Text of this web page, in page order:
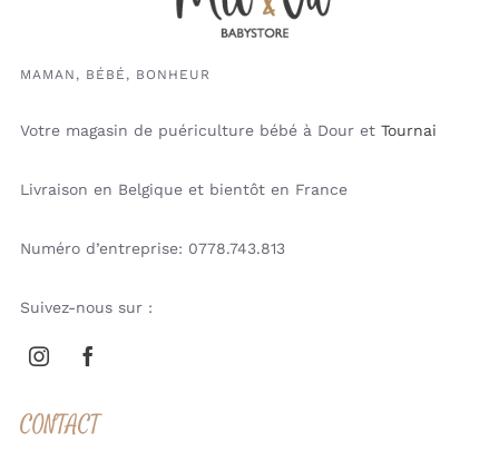
MAMAN, BÉBÉ, BONHEUR
Votre magasin de puériculture bébé à Dour et Tournai
Livraison en Belgique et bientôt en France
Numéro d’entreprise: 0778.743.813
Suivez-nous sur :
CONTACT